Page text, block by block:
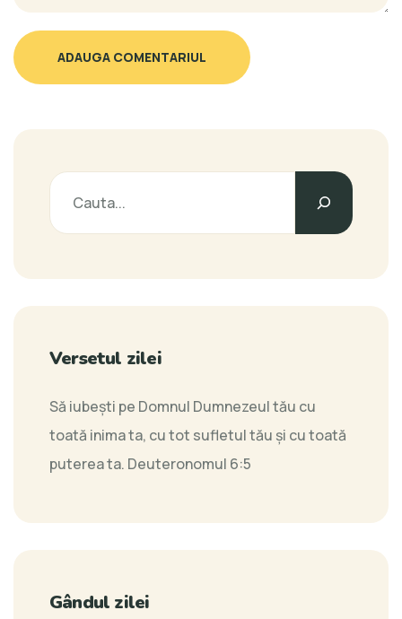
ADAUGA COMENTARIUL
Versetul zilei
Să iubeşti pe Domnul Dumnezeul tău cu
toată inima ta, cu tot sufletul tău şi cu toată
puterea ta. Deuteronomul 6:5
Gândul zilei